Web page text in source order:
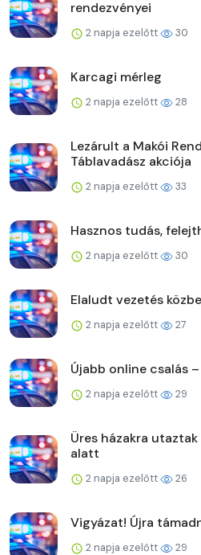
rendezvényei
2 napja ezelőtt 30
Karcagi mérleg
2 napja ezelőtt 28
Lezárult a Makói
Táblavadász akciója
2 napja ezelőtt 33
Hasznos tudás,
2 napja ezelőtt 30
Elaludt vezetés
2 napja ezelőtt 27
Újabb online csalás
2 napja ezelőtt 29
Üres házakra
alatt
2 napja ezelőtt 26
Vigyázat! Újra
2 napja ezelőtt 29